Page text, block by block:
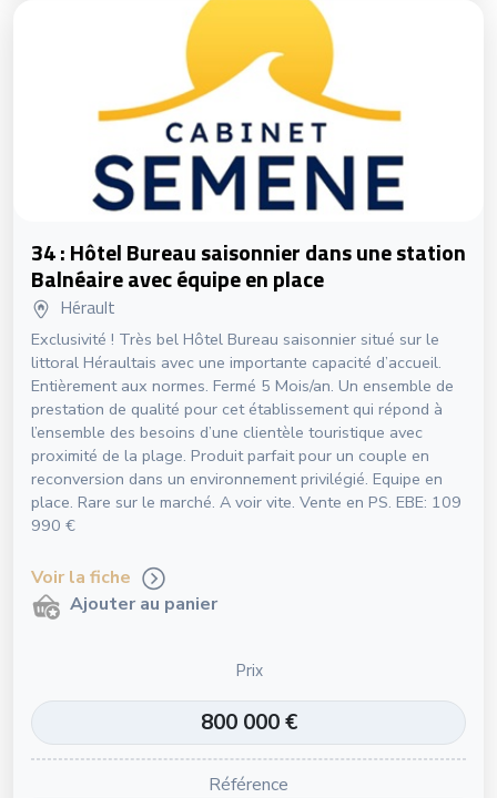
34 : Hôtel Bureau saisonnier dans une station
Balnéaire avec équipe en place
Hérault
Exclusivité ! Très bel Hôtel Bureau saisonnier situé sur le
littoral Héraultais avec une importante capacité d’accueil.
Entièrement aux normes. Fermé 5 Mois/an. Un ensemble de
prestation de qualité pour cet établissement qui répond à
l’ensemble des besoins d’une clientèle touristique avec
proximité de la plage. Produit parfait pour un couple en
reconversion dans un environnement privilégié. Equipe en
place. Rare sur le marché. A voir vite. Vente en PS. EBE: 109
990 €
Voir la fiche
Ajouter au panier
Prix
800 000 €
Référence